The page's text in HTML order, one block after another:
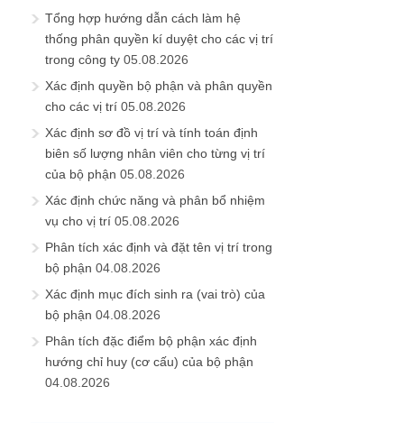
Tổng hợp hướng dẫn cách làm hệ
thống phân quyền kí duyệt cho các vị trí
trong công ty 05.08.2026
Xác định quyền bộ phận và phân quyền
cho các vị trí 05.08.2026
Xác định sơ đồ vị trí và tính toán định
biên số lượng nhân viên cho từng vị trí
của bộ phận 05.08.2026
Xác định chức năng và phân bổ nhiệm
vụ cho vị trí 05.08.2026
Phân tích xác định và đặt tên vị trí trong
bộ phận 04.08.2026
Xác định mục đích sinh ra (vai trò) của
bộ phận 04.08.2026
Phân tích đặc điểm bộ phận xác định
hướng chỉ huy (cơ cấu) của bộ phận
04.08.2026